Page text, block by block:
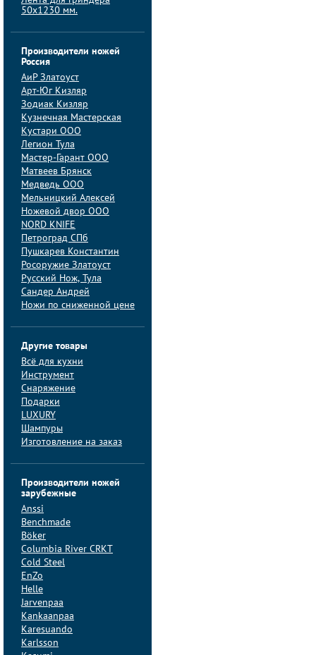
50x1230 мм.
Производители ножей
Россия
АиP Златоуст
Арт-Юг Кизляр
Зодиак Кизляр
Кузнечная Мастерская
Кустари ООО
Легион Тула
Мастер-Гарант ООО
Матвеев Брянск
Медведь ООО
Мельницкий Алексей
Ножевой двор ООО
NORD KNIFE
Петроград СПб
Пушкарев Константин
Росоружие Златоуст
Русский Нож, Тула
Сандер Андрей
Ножи по сниженной цене
Другие товары
Всё для кухни
Инструмент
Снаряжение
Подарки
LUXURY
Шампуры
Изготовление на заказ
Производители ножей
зарубежные
Anssi
Benchmade
Böker
Columbia River CRKT
Cold Steel
EnZo
Helle
Jarvenpaa
Kankaanpaa
Karesuando
Karlsson